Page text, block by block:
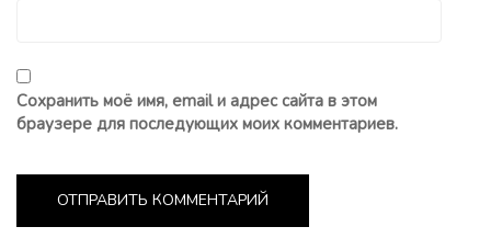
Сохранить моё имя, email и адрес сайта в этом
браузере для последующих моих комментариев.